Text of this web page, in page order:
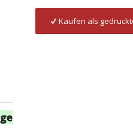
Kaufen als